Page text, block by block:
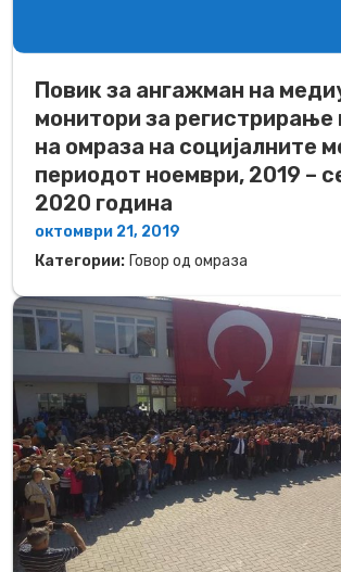
Повик за ангажман на
монитори за регистрирање
на омраза на социјалните
периодот ноември, 2019 –
2020 година
октомври 21, 2019
Категории: Говор од омраза